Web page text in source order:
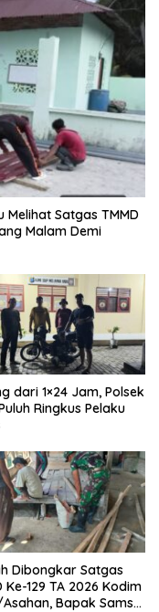
Satgas TMMD
Malam Demi
dari 1×24 Jam, Polsek
Ringkus Pelaku
Dibongkar Satgas
Ke-129 TA 2026 Kodim
Bapak Samsul